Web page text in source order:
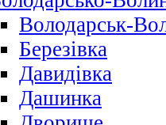
Володарськ-
Березівка
Давидівка
Дашинка